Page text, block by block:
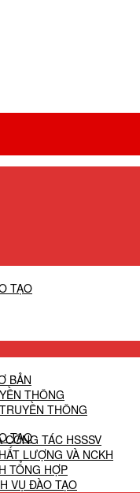
TẠO
TẠO
BẢN
THÔNG
THÔNG
TÁC HSSSV
LƯỢNG VÀ NCKH
TỔNG HỢP
VỤ ĐÀO TẠO